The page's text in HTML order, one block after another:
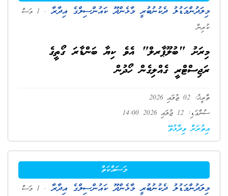
މިލަދުންމަޑުލު ދެކުނުބުރީ މާޅެންދޫ ކައުންސިލްގެ އިދާރާ
. 1 މަސް
ކުރިން
މިރަށު "ބުލޫޕާރލް" އެވެ ކިޔާ ބަންޑާރަ ގޯތީގެ
ރަޖިސްޓްރީ ގެއްލިގެން ހޯދުން
ތާރީޚު: 02 ޖުލައި 2026
ސުންގަޑި: 12 ޖުލައި 2026 14:00
އިތުރަށް ވިދާޅުވޭ
މަސައްކަތް
މިލަދުންމަޑުލު ދެކުނުބުރީ މާޅެންދޫ ކައުންސިލްގެ އިދާރާ
. 1 މަސް